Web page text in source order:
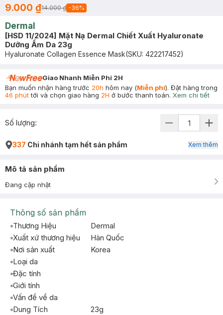
9.000 ₫14.000 ₫ -36%
Dermal
[HSD 11/2024] Mặt Nạ Dermal Chiết Xuất Hyaluronate
Dưỡng Ẩm Da 23g
Hyaluronate Collagen Essence Mask(SKU: 422217452)
Giao Nhanh Miễn Phí 2H
Bạn muốn nhận hàng trước 20h hôm nay (Miễn phí). Đặt hàng trong
46 phúttới và chọn giao hàng 2H ở bước thanh toán. Xem chi tiết
Số lượng:
337 Chi nhánh tạm hết sản phẩm Xem thêm
Mô tả sản phẩm
Đang cập nhật
Thông số sản phẩm
Thương Hiệu
Dermal
Xuất xứ thương hiệu
Hàn Quốc
Nơi sản xuất
Korea
Loại da
Đặc tính
Giới tính
Vấn đề về da
Dung Tích
23g